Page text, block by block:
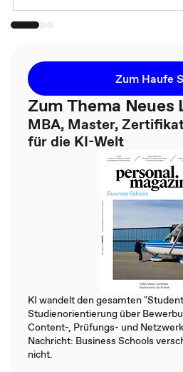
Zum Haufe
Zum Thema Neues
MBA, Master,
für die KI-Welt
KI wandelt den gesamten
Studienorientierung über
Content-, Prüfungs- und
Nachricht: Business Schools
nicht.